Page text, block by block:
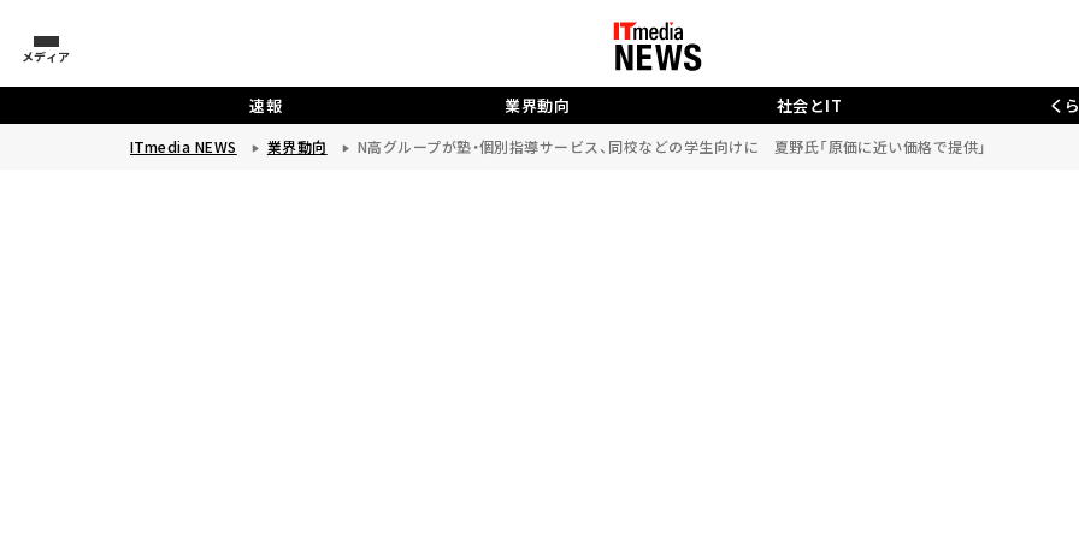
メディア
速報 業界動向 社会とIT く
ITmedia NEWS 業界動向 N高グループが塾・個別指導サービス、同校などの学生向けに 夏野氏「原価に近い価格で提供」